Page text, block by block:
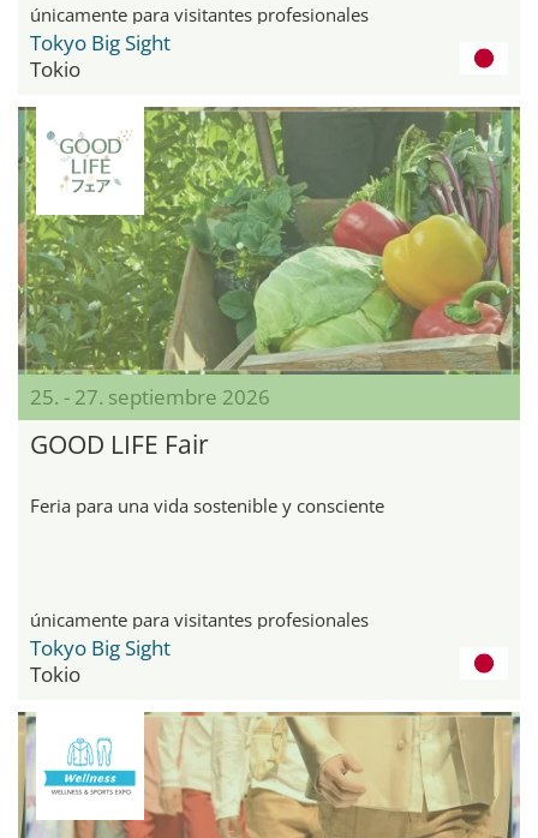
únicamente para visitantes profesionales
Tokyo Big Sight
Tokio
25. - 27. septiembre 2026
GOOD LIFE Fair
Feria para una vida sostenible y consciente
únicamente para visitantes profesionales
Tokyo Big Sight
Tokio